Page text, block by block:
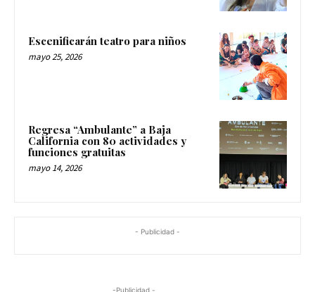
Escenificarán teatro para niños
mayo 25, 2026
Regresa “Ambulante” a Baja
California con 80 actividades y
funciones gratuitas
mayo 14, 2026
- Publicidad -
-Publicidad -